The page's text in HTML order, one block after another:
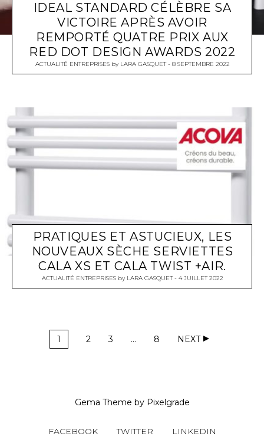
IDEAL STANDARD CÉLÈBRE SA
VICTOIRE APRÈS AVOIR
REMPORTÉ QUATRE PRIX AUX
RED DOT DESIGN AWARDS 2022
ACTUALITÉ ENTREPRISESby LARA GASQUET 8 SEPTEMBRE 2022
PRATIQUES ET ASTUCIEUX, LES
NOUVEAUX SÈCHE SERVIETTES
CALA XS ET CALA TWIST +AIR.
ACTUALITÉ ENTREPRISESby LARA GASQUET 4 JUILLET 2022
1 2 3 … 8 NEXT
Gema Theme by Pixelgrade
FACEBOOK TWITTER LINKEDIN